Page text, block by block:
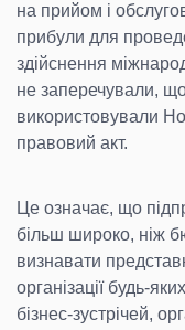
на прийом і
прибули для
здійснення
не заперечували,
використовували
правовий акт.
Це означає, що
більш широко, ніж
визнавати
організації будь-
бізнес-зустрічей,